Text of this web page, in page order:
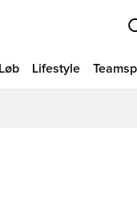
Løb Lifestyle